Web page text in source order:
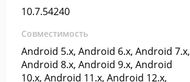
10.7.54240
Совместимость
Android 5.x, Android 6.x, Android 7.x,
Android 8.x, Android 9.x, Android
10.x, Android 11.x, Android 12.x,